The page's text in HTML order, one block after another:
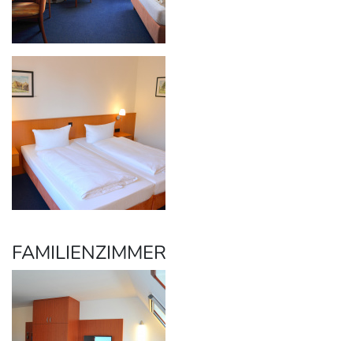
FAMILIENZIMMER